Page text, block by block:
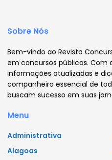
Sobre Nós
Bem-vindo ao Revista
em concursos públicos. Com
informações atualizadas e
companheiro essencial de
buscam sucesso em suas
Menu
Administrativa
Alagoas